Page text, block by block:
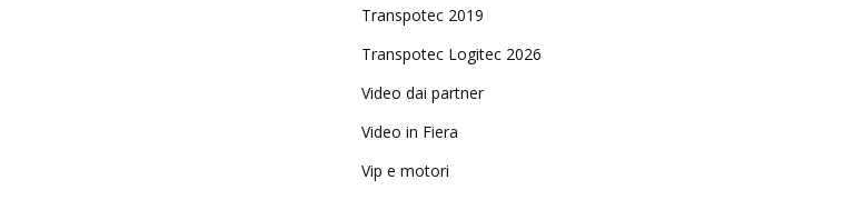
Transpotec 2019
Transpotec Logitec 2026
Video dai partner
Video in Fiera
Vip e motori